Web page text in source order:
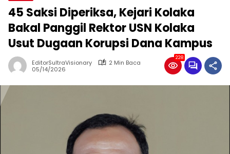
45 Saksi Diperiksa, Kejari Kolaka
Bakal Panggil Rektor USN Kolaka
Usut Dugaan Korupsi Dana Kampus
EditorSultraVisionary
2 Min Baca
05/14/2026
228